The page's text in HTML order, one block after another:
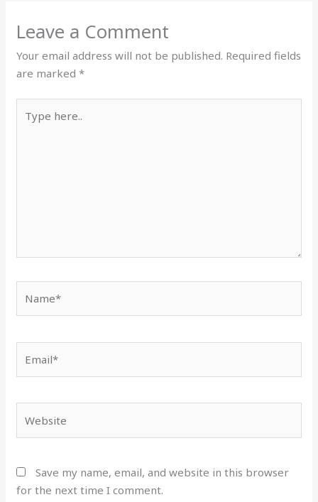
Leave a Comment
Your email address will not be published. Required fields
are marked*
here..
Save my name, email, and website in this browser
for the next time I comment.